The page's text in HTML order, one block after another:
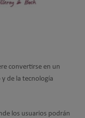
convertirse en un
de la tecnología
los usuarios podrán